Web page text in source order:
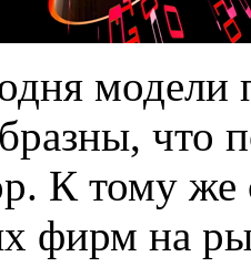
что
К тому
фирм на